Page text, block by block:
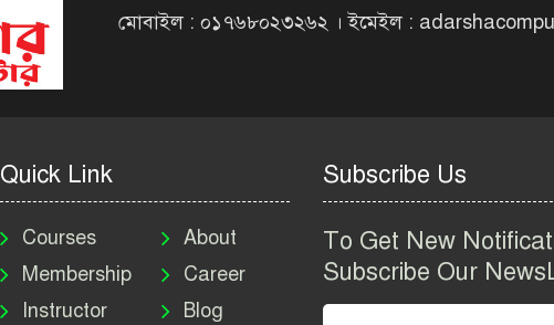
মোবাইল : ০১৭৬৮০২৩২৬২ । ইমেইল :
Quick Link
Courses
Membership
Instructor
About
Career
Blog
Subscribe Us
To Get New
Subscribe Our